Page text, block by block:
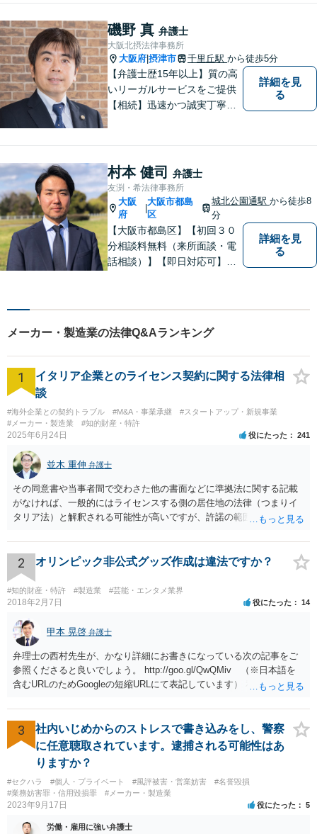
磯野 真 弁護士
大阪北摂法律事務所
大阪府 摂津市 千里丘駅 から徒歩5分
【弁護士歴15年以上】質の高
いリーガルサービスをご提供
【相続】迅速かつ誠実丁寧な
作成／企業間トラブル／問題
社員の対応など。顧問契約も
可【オンライン面談】【千里
丘駅5分】
詳細を見
る
村本 健司 弁護士
友渕・希法律事務所
大阪
府
|
大阪市都島
区
城北公園通駅から徒歩8
分
【大阪市都島区】【初回３０
分相談料無料（来所面談・電
話相談）】【即日対応可】
分】【当日・夜間・休日相談
題など経験と知識をもとに、
依頼者様の不安を解消し、問
題解決へ導きます
詳細を見
る
メーカー・製造業の法律Q&Aランキング
1
イタリア企業とのライセンス契約に関する法律相
談
#海外企業との契約トラブル #M&A・事業承継
#スタートアップ・新規事業
#メーカー・製造業
#知的財産・特許
2025年6月24日 役にたった 241
並木 重伸 弁護士
その同意書や当事者間で交わさた他の書面などに準拠法に関する記載
がなければ、一般的にはライセンスする側の居住地の法律（つまりイ
タリア法）と解釈される可能性が高いですが、許諾の範囲が日本国内
あります。 なお、仮に日本法になるとしても、新しい会社との間で契
約が有効かどうかは、ライセンスされた権利の種類（著作権、商標
権、特許権など）や契約の時期などを見て判断する必要があります。
いずれにせよ具体的事情が分からないと確定的な回答は難しいと思わ
れますので、弁護士に直接相談されることをお勧めします。
2 オリンピック非公式グッズ作成は違法ですか？
#知的財産・特許 #製造業 #芸能・エンタメ業界
2018年2月7日 役にたった 14
甲本 晃啓 弁護士
弁理士の西村先生が、かなり詳細にお書きになっている次の記事をご
参照くださると良いでしょう。 http://goo.gl/QwQMiv （※日本語を
含むURLのためGoogleの短縮URLにて表記しています） 私も同先生と
とも不正競争防止法上の問題は生じうると思います。
3
社内いじめからのストレスで書き込みをし、警察
に任意聴取されています。逮捕される可能性はあ
りますか？
#セクハラ #個人・プライベート #風評被害・営業妨害
#名誉毀損
#業務妨害罪・信用毀損罪
#メーカー・製造業
2023年9月17日 役にたった 5
労働・雇用に強い弁護士